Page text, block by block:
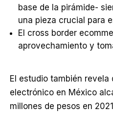
base de la pirámide-
una pieza crucial para
El cross border
aprovechamiento y
El estudio también revela
electrónico en México
millones de pesos en